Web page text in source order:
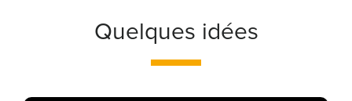
Quelques idées